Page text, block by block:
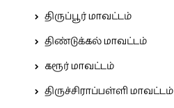
திருப்பூர் மாவட்டம்
திண்டுக்கல் மாவட்டம்
கரூர் மாவட்டம்
திருச்சிராப்பள்ளி மாவட்டம்